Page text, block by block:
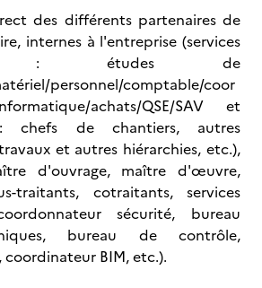
des différents partenaires de
internes à l'entreprise (services
: études de
personnel/comptable/coor
achats/QSE/SAV et
: chefs de chantiers, autres
et autres hiérarchies, etc.),
d'ouvrage, maître d'œuvre,
traitants, cotraitants, services
sécurité, bureau
bureau de contrôle,
coordinateur BIM, etc.).